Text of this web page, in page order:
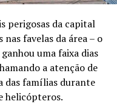
perigosas da capital
favelas da área – o
uma faixa dias
a atenção de
das famílias durante
helicópteros.